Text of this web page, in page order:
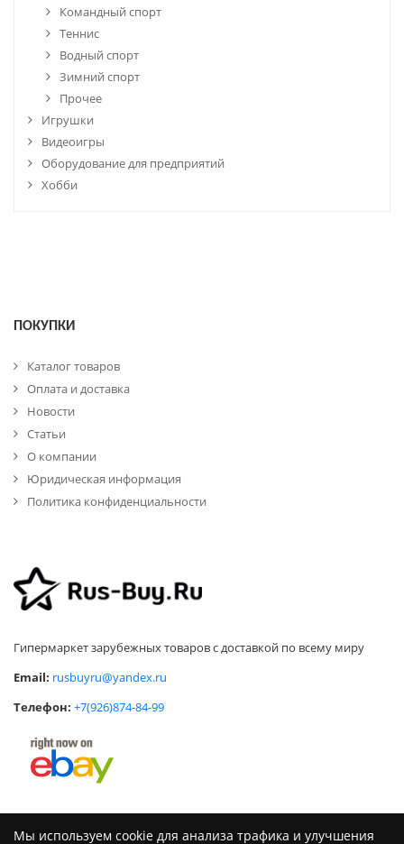
Командный спорт
Теннис
Водный спорт
Зимний спорт
Прочее
Игрушки
Видеоигры
Оборудование для предприятий
Хобби
ПОКУПКИ
Каталог товаров
Оплата и доставка
Новости
Статьи
О компании
Юридическая информация
Политика конфиденциальности
Гипермаркет зарубежных товаров с доставкой по всему миру
Email: rusbuyru@yandex.ru
Телефон: +7(926)874-84-99
Мы используем cookie для анализа трафика и улучшения